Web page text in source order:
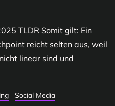
TLDR Somit gilt: Ein
reicht selten aus, weil
linear sind und
Social Media